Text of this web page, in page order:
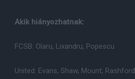
Akik hiányozhatnak:
FCSB: Olaru, Lixandru, Popescu
United: Evans, Shaw, Mount, Rashford